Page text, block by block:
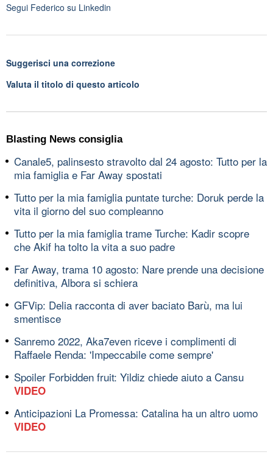
Segui Federico su Linkedin
Suggerisci una correzione
Valuta il titolo di questo articolo
Blasting News consiglia
Canale5, palinsesto stravolto dal 24 agosto: Tutto per la
mia famiglia e Far Away spostati
Tutto per la mia famiglia puntate turche: Doruk perde la
vita il giorno del suo compleanno
Tutto per la mia famiglia trame Turche: Kadir scopre
che Akif ha tolto la vita a suo padre
Far Away, trama 10 agosto: Nare prende una decisione
definitiva, Albora si schiera
GFVip: Delia racconta di aver baciato Barù, ma lui
smentisce
Sanremo 2022, Aka7even riceve i complimenti di
Raffaele Renda: 'Impeccabile come sempre'
Spoiler Forbidden fruit: Yildiz chiede aiuto a Cansu
VIDEO
Anticipazioni La Promessa: Catalina ha un altro uomo
VIDEO